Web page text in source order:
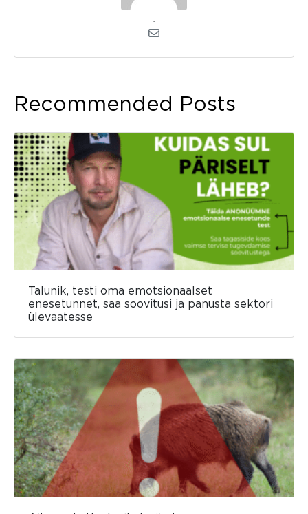
Recommended Posts
Talunik, testi oma emotsionaalset
enesetunnet, saa soovitusi ja panusta sektori
ülevaatesse